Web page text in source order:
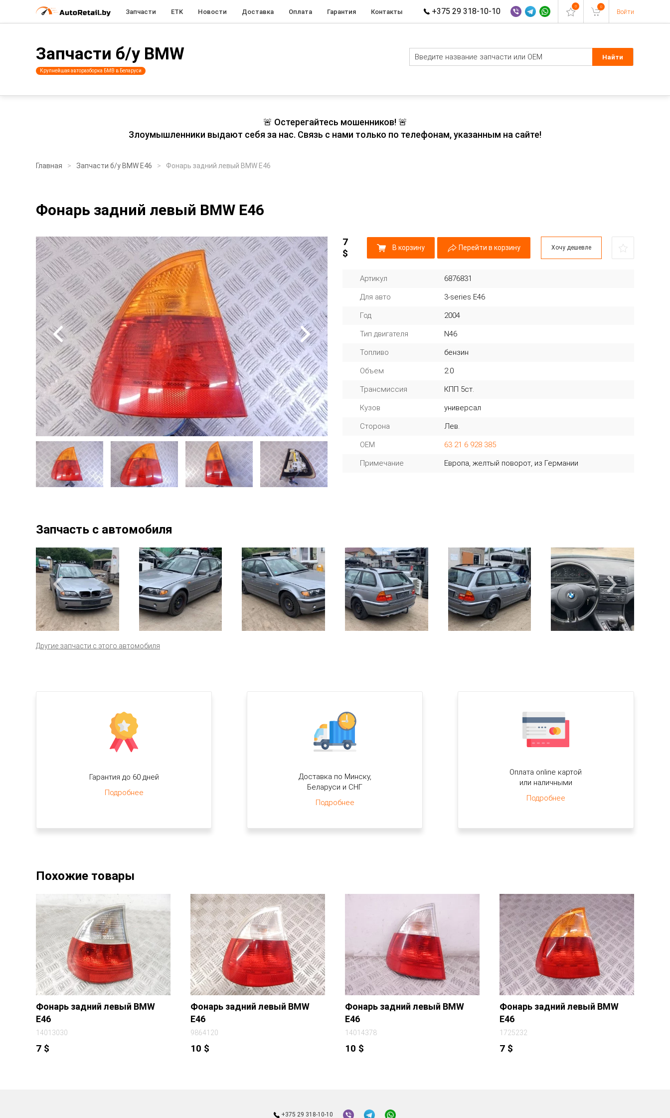
Запчасти ETK Новости Доставка Оплата Гарантия Контакты +375 29 318-10-10 0 0
Войти
Запчасти б/у BMW
Крупнейшая авторазборка БМВ в Беларуси
🚨 Остерегайтесь мошенников! 🚨
Злоумышленники выдают себя за нас. Связь с нами только по телефонам, указанным на сайте!
Главная Запчасти б/у BMW E46 Фонарь задний левый BMW E46
Фонарь задний левый BMW E46
7
$
В корзину Перейти в корзину Хочу дешевле
Артикул 6876831
Для авто 3-series E46
Год 2004
Тип двигателя N46
Топливо бензин
Объем 2.0
Трансмиссия КПП 5ст.
Кузов универсал
Сторона Лев.
OEM 63 21 6 928 385
Примечание Европа, желтый поворот, из Германии
Запчасть с автомобиля
Другие запчасти с этого автомобиля
Гарантия до 60 дней
Подробнее
Доставка по Минску,
Беларуси и СНГ
Подробнее
Оплата online картой
или наличными
Подробнее
Похожие товары
Фонарь задний левый BMW
E46
14013030
7 $
Фонарь задний левый BMW
E46
9864120
10 $
Фонарь задний левый BMW
E46
14014378
10 $
Фонарь задний левый BMW
E46
1725232
7 $
+375 29 318-10-10